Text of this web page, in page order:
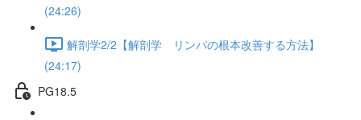
(24:26)
解剖学2/2【解剖学 リンパの根本改善する方法】
(24:17)
PG18.5